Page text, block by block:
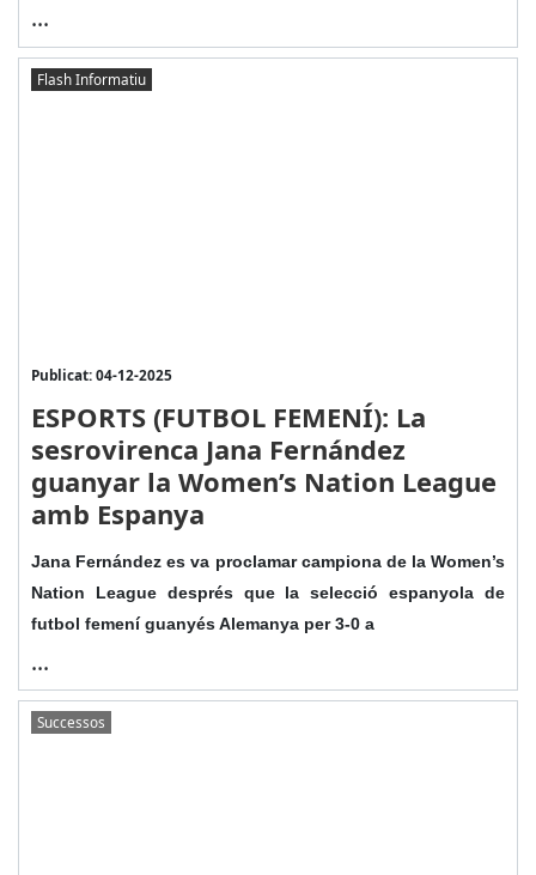
...
Flash Informatiu
Publicat: 04-12-2025
ESPORTS (FUTBOL FEMENÍ): La
sesrovirenca Jana Fernández
guanyar la Women’s Nation League
amb Espanya
Jana Fernández es va proclamar campiona de la Women’s
Nation League després que la selecció espanyola de
futbol femení guanyés Alemanya per 3-0 a
...
Successos